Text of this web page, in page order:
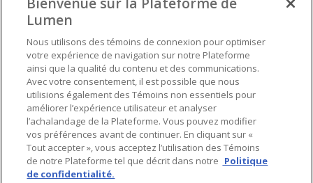
Préférences en matière de cookies
Lumen
Nous utilisons des témoins de connexion pour optimiser
votre expérience de navigation sur notre Plateforme
ainsi que la qualité du contenu et des communications.
Avec votre consentement, il est possible que nous
utilisions également des Témoins non essentiels pour
améliorer l’expérience utilisateur et analyser
l’achalandage de la Plateforme. Vous pouvez modifier
vos préférences avant de continuer. En cliquant sur «
Tout accepter », vous acceptez l’utilisation des Témoins
de notre Plateforme tel que décrit dans notre Politique
de confidentialité.